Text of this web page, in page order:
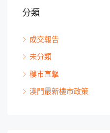
分類
成交報告
未分類
樓市直撃
澳門最新樓市政策